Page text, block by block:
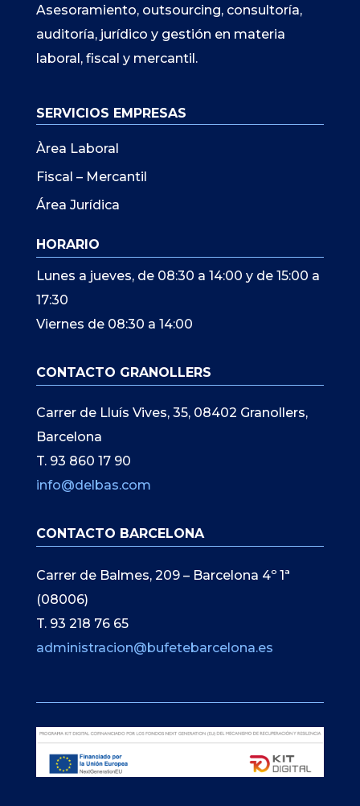
Asesoramiento, outsourcing, consultoría,
auditoría, jurídico y gestión en materia
laboral, fiscal y mercantil.
SERVICIOS EMPRESAS
Àrea Laboral
Fiscal – Mercantil
Área Jurídica
HORARIO
Lunes a jueves, de 08:30 a 14:00 y de 15:00 a
17:30
Viernes de 08:30 a 14:00
CONTACTO GRANOLLERS
Carrer de Lluís Vives, 35, 08402 Granollers,
Barcelona
T. 93 860 17 90
info@delbas.com
CONTACTO BARCELONA
Carrer de Balmes, 209 – Barcelona 4º 1ª
(08006)
T. 93 218 76 65
administracion@bufetebarcelona.es